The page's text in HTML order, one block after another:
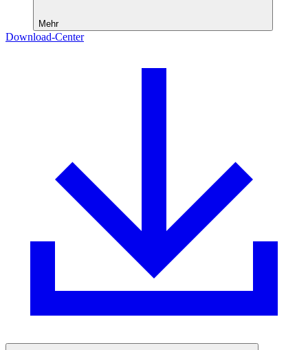
Mehr
Download-Center